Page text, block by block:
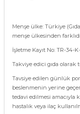
Menşe ülke: Türkiye
menşe ülkesinden
İşletme Kayıt No: TR-34-
Takviye edici gıda olarak
Tavsiye edilen günlük
beslenmenin yerine
tedavi edilmesi amacıyla
hastalık veya ilaç